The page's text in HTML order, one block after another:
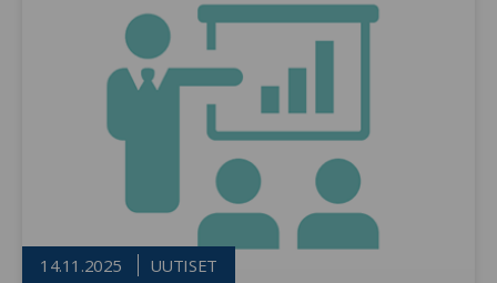
14.11.2025 UUTISET